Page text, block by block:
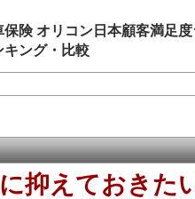
険 オリコン日本顧客満足
キング・比較
抑えておきた